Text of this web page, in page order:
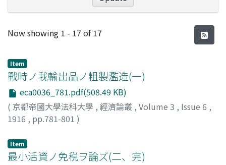
Recent Submissions
Now showing 1 - 17 of 17
Item
戰時ノ我輸出品ノ粗製濫造(一)
eca0036_781.pdf(508.49 KB)
( 京都帝國大學法科大學 , 經濟論叢 , Volume 3 , Issue 6 ,
1916 , pp.781-801 )
Item
最小活資ノ免税ヲ論ズ(二、完)